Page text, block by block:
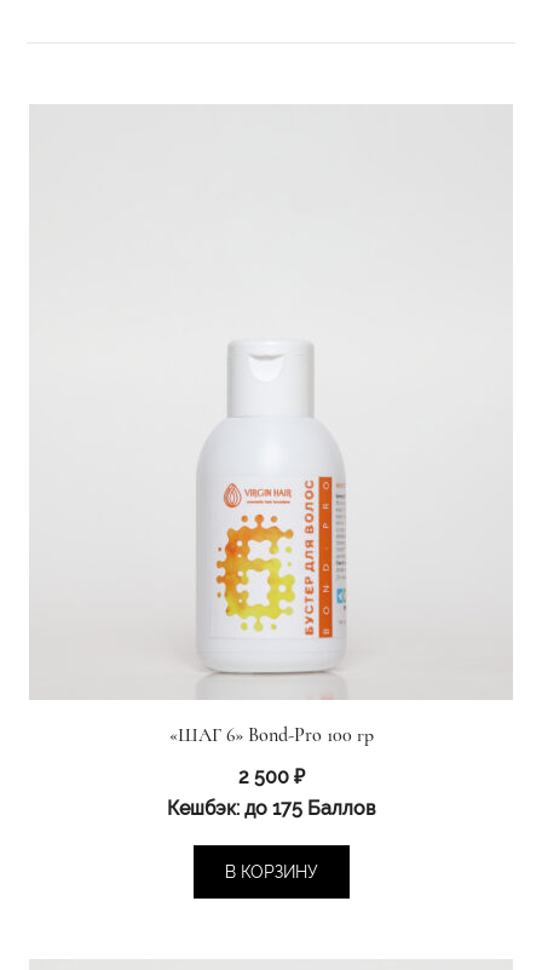
«ШАГ 6» Bond-Pro 100 гр
2 500 ₽
Кешбэк: до 175 Баллов
В КОРЗИНУ